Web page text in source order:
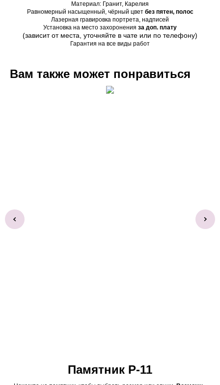
Материал: Гранит, Карелия
Равномерный насыщенный, чёрный цвет без пятен, полос
Лазерная гравировка портрета, надписей
Установка на место захоронения за доп. плату
(зависит от места, уточняйте в чате или по телефону)
Гарантия на все виды работ
Вам также может понравиться
Памятник Р-11